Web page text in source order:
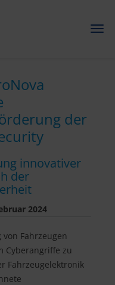
der
innovativer
der
2024
Fahrzeugen
Cyberangriffe zu
Fahrzeugelektronik